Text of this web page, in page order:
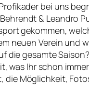
bei uns
& Leandro
gekommen,
neuen Verein und
die gesamte
was Ihr schon
die Möglichkeit,